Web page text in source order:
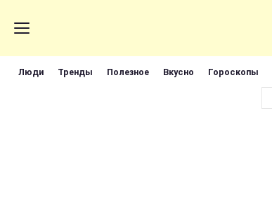
Люди Тренды Полезное Вкусно Гороскопы